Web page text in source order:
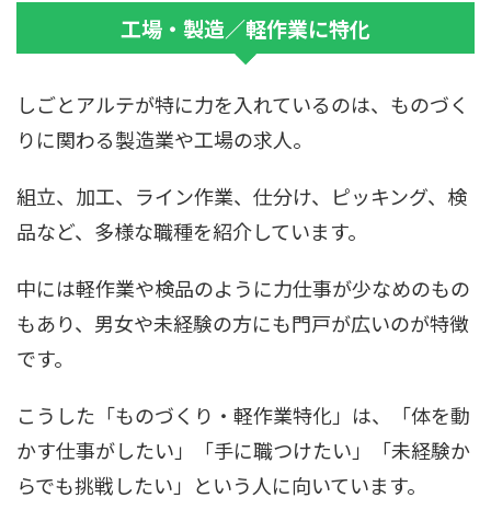
工場・製造／軽作業に特化
しごとアルテが特に力を入れているのは、ものづく
りに関わる製造業や工場の求人。
組立、加工、ライン作業、仕分け、ピッキング、検
品など、多様な職種を紹介しています。
中には軽作業や検品のように力仕事が少なめのもの
もあり、男女や未経験の方にも門戸が広いのが特徴
です。
こうした「ものづくり・軽作業特化」は、「体を動
かす仕事がしたい」「手に職つけたい」「未経験か
らでも挑戦したい」という人に向いています。